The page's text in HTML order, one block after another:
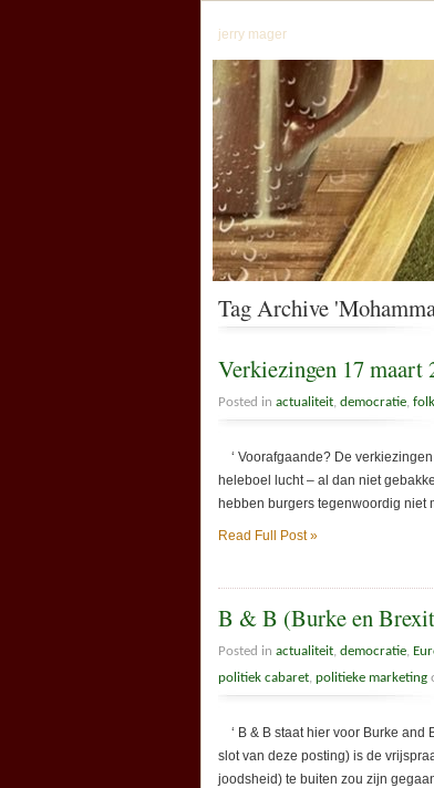
jerry mager
Tag Archive
Verkiezingen 17 maart
Posted in actualiteit democratie
‘ Voorafgaande? De
heleboel lucht – al dan niet
hebben burgers tegenwoordig niet
Read Full Post »
B & B (Burke en
Posted in actualiteit democratie
politiek cabaret politieke marketing
‘ B & B staat hier voor Burke and
slot van deze posting) is de
joodsheid) te buiten zou zijn